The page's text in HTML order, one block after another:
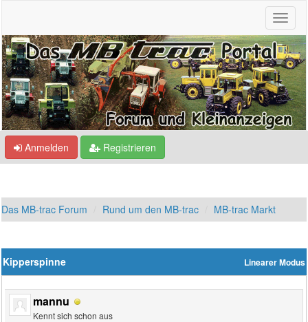
Anmelden Registrieren
Das MB-trac Forum Rund um den MB-trac MB-trac Markt
Linearer Modus
Kipperspinne
mannu
Kennt sich schon aus